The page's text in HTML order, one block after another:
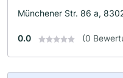
Münchener Str. 86 a,
0.0 (0